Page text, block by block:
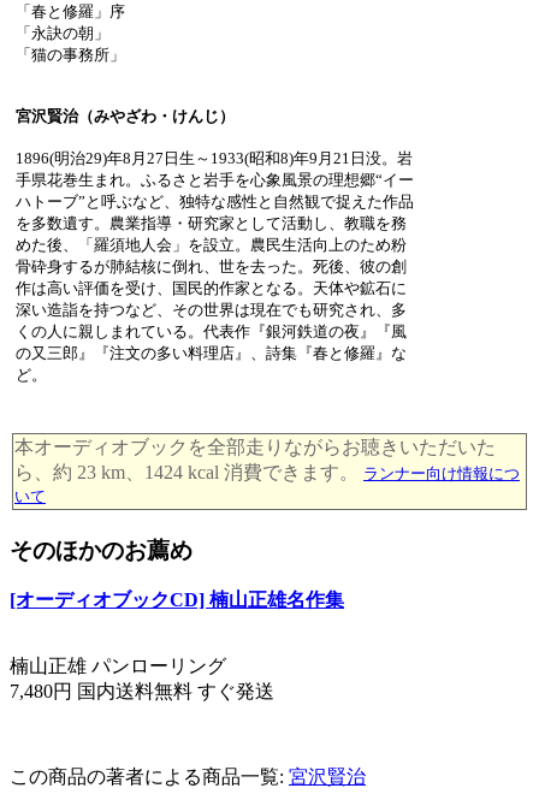
「春と修羅」序
「永訣の朝」
「猫の事務所」
宮沢賢治（みやざわ・けんじ）
1896(明治29)年8月27日生～1933(昭和8)年9月21日没。岩
手県花巻生まれ。ふるさと岩手を心象風景の理想郷“イー
ハトーブ”と呼ぶなど、独特な感性と自然観で捉えた作品
を多数遺す。農業指導・研究家として活動し、教職を務
めた後、「羅須地人会」を設立。農民生活向上のため粉
骨砕身するが肺結核に倒れ、世を去った。死後、彼の創
作は高い評価を受け、国民的作家となる。天体や鉱石に
深い造詣を持つなど、その世界は現在でも研究され、多
くの人に親しまれている。代表作『銀河鉄道の夜』『風
の又三郎』『注文の多い料理店』、詩集『春と修羅』な
ど。
本オーディオブックを全部走りながらお聴きいただいた
ら、約 23 km、1424 kcal 消費できます。
ランナー向け情報につ
いて
そのほかのお薦め
[オーディオブックCD] 楠山正雄名作集
楠山正雄 パンローリング
7,480円 国内送料無料 すぐ発送
この商品の著者による商品一覧: 宮沢賢治